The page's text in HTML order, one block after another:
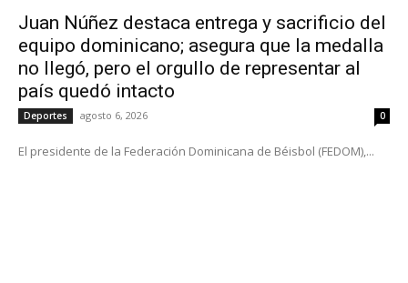
Juan Núñez destaca entrega y sacrificio del
equipo dominicano; asegura que la medalla
no llegó, pero el orgullo de representar al
país quedó intacto
Deportes agosto 6, 2026 0
El presidente de la Federación Dominicana de Béisbol (FEDOM),...